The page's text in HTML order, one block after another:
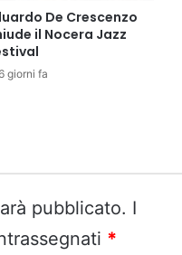
De Crescenzo
il Nocera Jazz
giorni fa
pubblicato. I
*